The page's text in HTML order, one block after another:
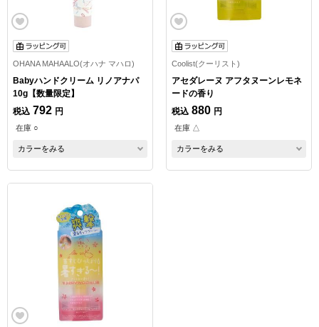
OHANA MAHAALO(オハナ マハロ)
Babyハンドクリーム リノアナパ
10g【数量限定】
税込 792 円
在庫 ○
カラーをみる
Coolist(クーリスト)
アセダレーヌ アフタヌーンレモネ
ードの香り
税込 880 円
在庫 △
カラーをみる